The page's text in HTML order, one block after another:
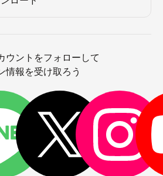
ウントをフォローして
情報を受け取ろう